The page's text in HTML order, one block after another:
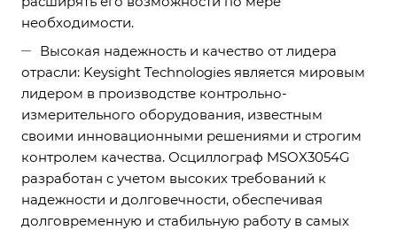
необходимости.
Высокая надежность и качество от лидера
отрасли: Keysight Technologies является мировым
лидером в производстве контрольно-
измерительного оборудования, известным
своими инновационными решениями и строгим
контролем качества. Осциллограф MSOX3054G
разработан с учетом высоких требований к
надежности и долговечности, обеспечивая
долговременную и стабильную работу в самых